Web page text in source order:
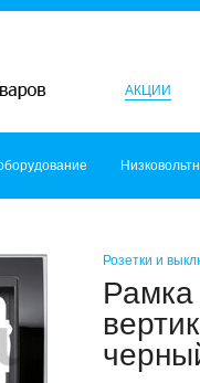
АКЦИИ
Розетки и
Рамка